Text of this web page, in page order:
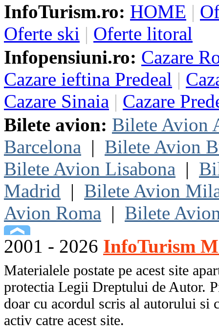
InfoTurism.ro: HOME |
Oferte ski | Oferte litoral
Infopensiuni.ro: Cazare
Cazare ieftina Predeal |
Cazare Sinaia | Cazare
Bilete avion: Bilete Avion
Barcelona | Bilete Avion
Bilete Avion Lisabona |
Madrid | Bilete Avion
Avion Roma | Bilete
2001 - 2026 InfoTurism
Materialele postate pe acest site
protectia Legii Dreptului de Autor.
doar cu acordul scris al autorului si
activ catre acest site.